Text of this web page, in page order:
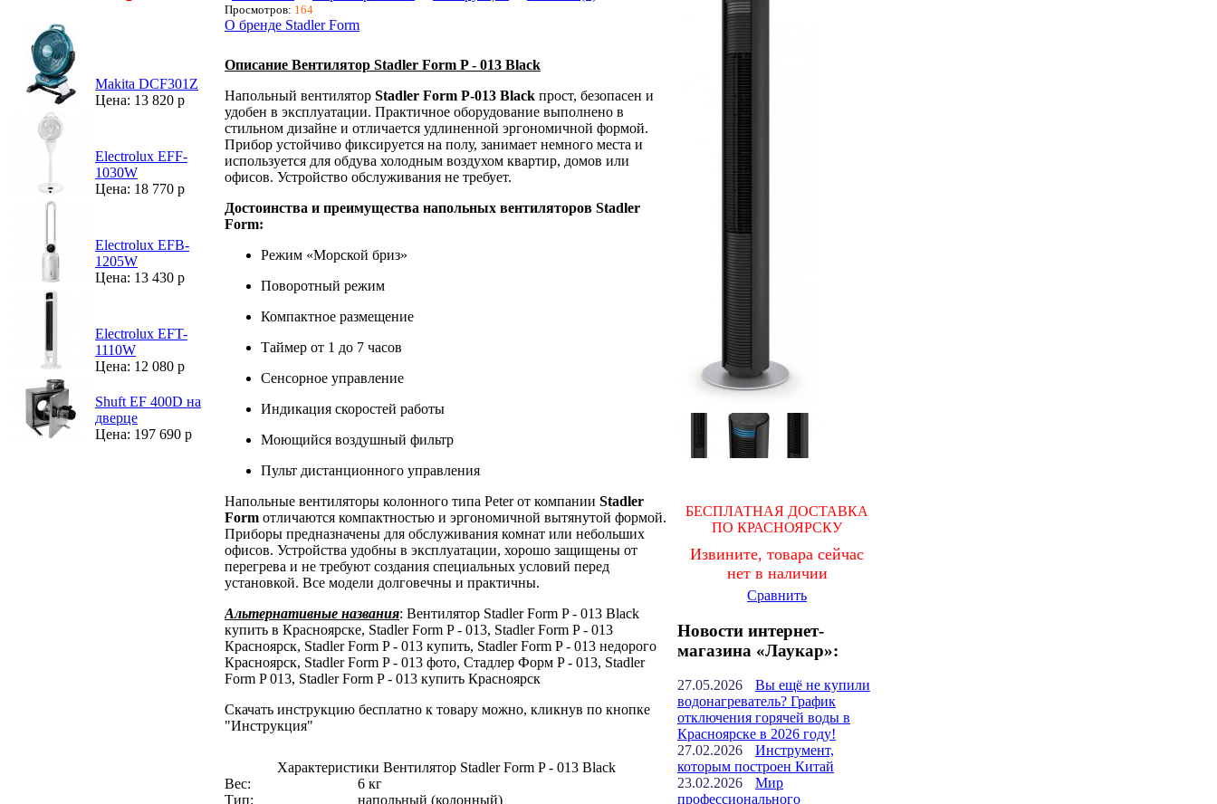
Makita DCF301Z
Цена: 13 820 р
Electrolux EFF-
1030W
Цена: 18 770 р
Electrolux EFB-
1205W
Цена: 13 430 р
Electrolux EFT-
1110W
Цена: 12 080 р
Shuft EF 400D на
дверце
Цена: 197 690 р
БЕСПЛАТНАЯ ДОСТАВКА
ПО КРАСНОЯРСКУ
Извините, товара сейчас
нет в наличии
Сравнить
Новости интернет-
магазина «Лаукар»:
27.05.2026
Вы ещё не купили
водонагреватель? График
отключения горячей воды в
Красноярске в 2026 году!
27.02.2026
Инструмент,
которым построен Китай
23.02.2026
Мир
профессионального
Просмотров: 164
О бренде Stadler Form
Описание Вентилятор Stadler Form P - 013 Black
Напольный вентилятор Stadler Form P-013 Black прост, безопасен и
удобен в эксплуатации. Практичное оборудование выполнено в
стильном дизайне и отличается удлиненной эргономичной формой.
Прибор устойчиво фиксируется на полу, занимает немного места и
используется для обдува холодным воздухом квартир, домов или
офисов. Устройство обслуживания не требует.
Достоинства и преимущества напольных вентиляторов Stadler
Form:
Режим «Морской бриз»
Поворотный режим
Компактное размещение
Таймер от 1 до 7 часов
Сенсорное управление
Индикация скоростей работы
Моющийся воздушный фильтр
Пульт дистанционного управления
Напольные вентиляторы колонного типа Peter от компании Stadler
Form отличаются компактностью и эргономичной вытянутой формой.
Приборы предназначены для обслуживания комнат или небольших
офисов. Устройства удобны в эксплуатации, хорошо защищены от
перегрева и не требуют создания специальных условий перед
установкой. Все модели долговечны и практичны.
Альтернативные названия: Вентилятор Stadler Form P - 013 Black
купить в Красноярске, Stadler Form P - 013, Stadler Form P - 013
Красноярск, Stadler Form P - 013 купить, Stadler Form P - 013 недорого
Красноярск, Stadler Form P - 013 фото, Стадлер Форм P - 013, Stadler
Form P 013, Stadler Form P - 013 купить Красноярск
Скачать инструкцию бесплатно к товару можно, кликнув по кнопке
"Инструкция"
Характеристики Вентилятор Stadler Form P - 013 Black
Вес:
6 кг
Тип:
напольный (колонный)